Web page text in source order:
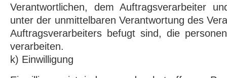
Verantwortlichen, dem Auftragsverarbeiter
unter der unmittelbaren Verantwortung des
Auftragsverarbeiters befugt sind, die
verarbeiten.
k) Einwilligung